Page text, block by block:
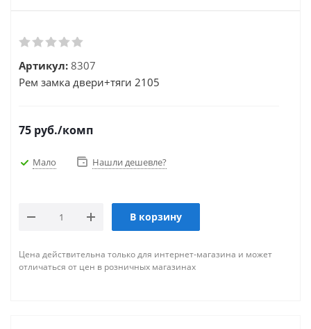
Артикул: 8307
Рем замка двери+тяги 2105
75 руб./комп
Мало Нашли дешевле?
В корзину
Цена действительна только для интернет-магазина и может
отличаться от цен в розничных магазинах